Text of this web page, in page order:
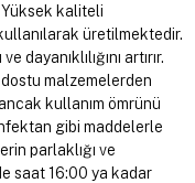
Yüksek kaliteli
üretilmektedir.
dayanıklılığını artırır.
malzemelerden
kullanım ömrünü
gibi maddelerle
parlaklığı ve
saat 16:00 ya kadar